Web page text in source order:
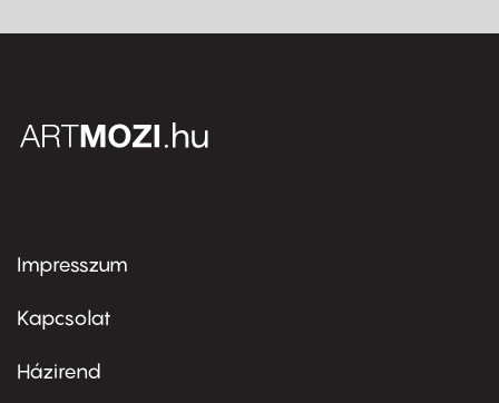
Footer
first
Impresszum
Kapcsolat
Footer
Házirend